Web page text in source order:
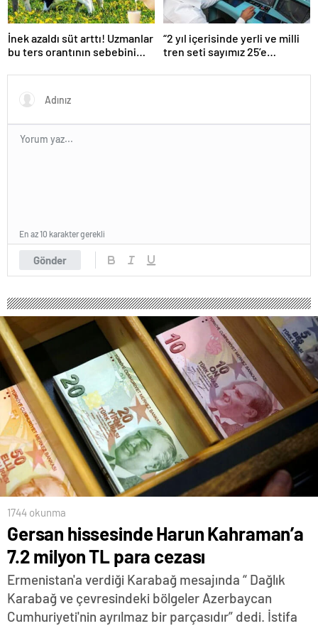
İnek azaldı süt arttı! Uzmanlar
bu ters orantının sebebini
“2 yıl içerisinde yerli ve milli
tren seti sayımız 25’e
Gönder
En az 10 karakter gerekli
1744 okunma
Gersan hissesinde Harun Kahraman’a
7.2 milyon TL para cezası
Ermenistan'a verdiği Karabağ mesajında “ Dağlık
Karabağ ve çevresindeki bölgeler Azerbaycan
Cumhuriyeti'nin ayrılmaz bir parçasıdır” dedi. İstifa